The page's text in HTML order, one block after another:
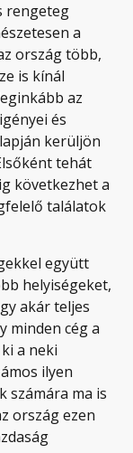
rengeteg
a
ország több,
is kínál
az
és
kerüljön
tehát
következhet a
találatok
együtt
helyiségeket,
akár teljes
minden cég a
a neki
ilyen
számára ma is
ország ezen